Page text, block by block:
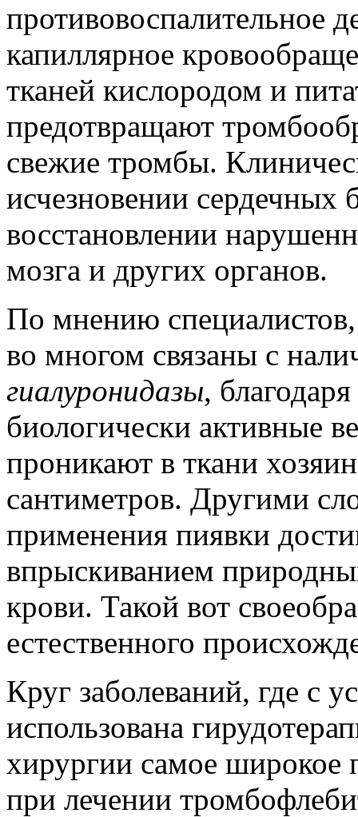
противовоспалительное
капиллярное
тканей кислородом и
предотвращают
свежие тромбы.
исчезновении сердечных
восстановлении
мозга и других органов.
По мнению
во многом связаны с
гиалуронидазы,
биологически активные
проникают в ткани
сантиметров. Другими
применения пиявки
впрыскиванием
крови. Такой вот
естественного
Круг заболеваний, где с
использована
хирургии самое широкое
при лечении